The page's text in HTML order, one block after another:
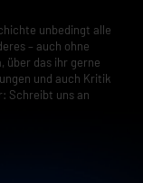
unbedingt alle
– auch ohne
über das ihr gerne
und auch Kritik
Schreibt uns an
Impressum